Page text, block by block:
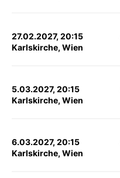
27.02.2027, 20:15
Karlskirche, Wien
5.03.2027, 20:15
Karlskirche, Wien
6.03.2027, 20:15
Karlskirche, Wien